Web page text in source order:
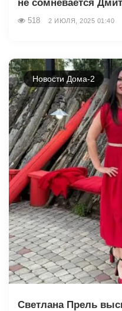
не сомневается
518 2 ИЮЛЯ, 2025 01:40
Новости Дома-2
Светлана Прель